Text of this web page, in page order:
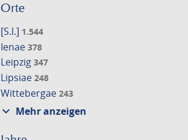
Orte
[S.l.] 1.544
Ienae 378
Leipzig 347
Lipsiae 248
Wittebergae 243
expand_more Mehr anzeigen